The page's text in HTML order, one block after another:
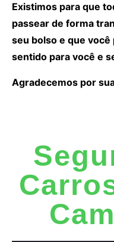
Existimos para que
passear de forma
seu bolso e que você
sentido para você e
Agradecemos por